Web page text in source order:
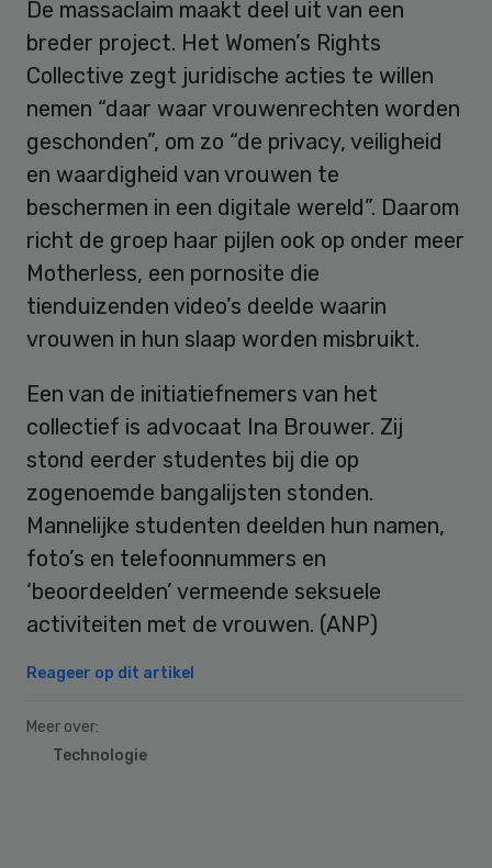
De massaclaim maakt deel uit van een
breder project. Het Women’s Rights
Collective zegt juridische acties te willen
nemen “daar waar vrouwenrechten worden
geschonden”, om zo “de privacy, veiligheid
en waardigheid van vrouwen te
beschermen in een digitale wereld”. Daarom
richt de groep haar pijlen ook op onder meer
Motherless, een pornosite die
tienduizenden video’s deelde waarin
vrouwen in hun slaap worden misbruikt.
Een van de initiatiefnemers van het
collectief is advocaat Ina Brouwer. Zij
stond eerder studentes bij die op
zogenoemde bangalijsten stonden.
Mannelijke studenten deelden hun namen,
foto’s en telefoonnummers en
‘beoordeelden’ vermeende seksuele
activiteiten met de vrouwen. (ANP)
Reageer op dit artikel
Meer over:
Technologie